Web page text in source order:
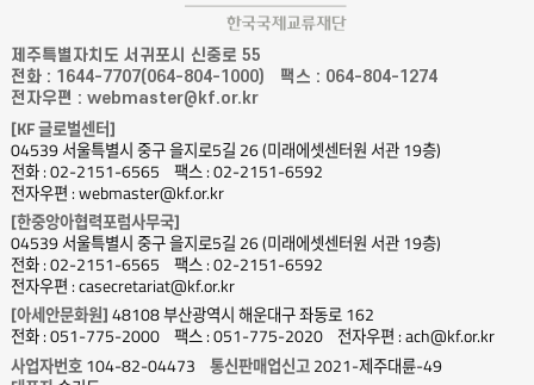
제주특별자치도 서귀포시 신중로 55
전화 : 1644-7707(064-804-1000)
팩스 : 064-804-1274
전자우편 : webmaster@kf.or.kr
[KF 글로벌센터]
04539 서울특별시 중구 을지로5길 26 (미래에셋센터원 서관 19층)
전화 : 02-2151-6565
팩스 : 02-2151-6592
전자우편 : webmaster@kf.or.kr
[한중앙아협력포럼사무국]
04539 서울특별시 중구 을지로5길 26 (미래에셋센터원 서관 19층)
전화 : 02-2151-6565
팩스 : 02-2151-6592
전자우편 : casecretariat@kf.or.kr
[아세안문화원] 48108 부산광역시 해운대구 좌동로 162
전화 : 051-775-2000
팩스 : 051-775-2020
전자우편 : ach@kf.or.kr
사업자번호104-82-04473 통신판매업신고2021-제주대륜-49